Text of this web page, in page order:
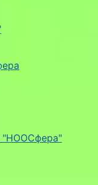
"НООСфера"